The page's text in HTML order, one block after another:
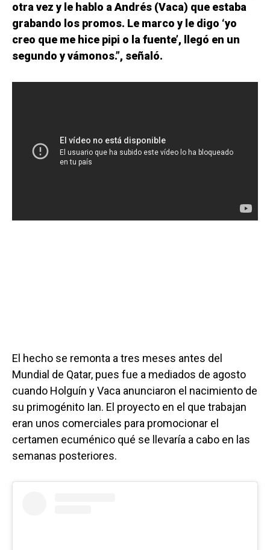
otra vez y le hablo a Andrés (Vaca) que estaba
grabando los promos. Le marco y le digo ‘yo
creo que me hice pipi o la fuente’, llegó en un
segundo y vámonos.”, señaló.
El hecho se remonta a tres meses antes del
Mundial de Qatar, pues fue a mediados de agosto
cuando Holguín y Vaca anunciaron el nacimiento de
su primogénito Ian. El proyecto en el que trabajan
eran unos comerciales para promocionar el
certamen ecuménico qué se llevaría a cabo en las
semanas posteriores.